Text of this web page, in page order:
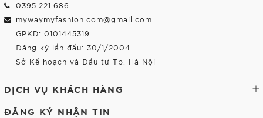
0395.221.686
mywaymyfashion.com@gmail.com
GPKD: 0101445319
Đăng ký lần đầu: 30/1/2004
Sở Kế hoạch và Đầu tư Tp. Hà Nội
DỊCH VỤ KHÁCH HÀNG
ĐĂNG KÝ NHẬN TIN